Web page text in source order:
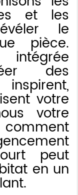
et les
le
pièce.
des
votre
votre
peut
en un